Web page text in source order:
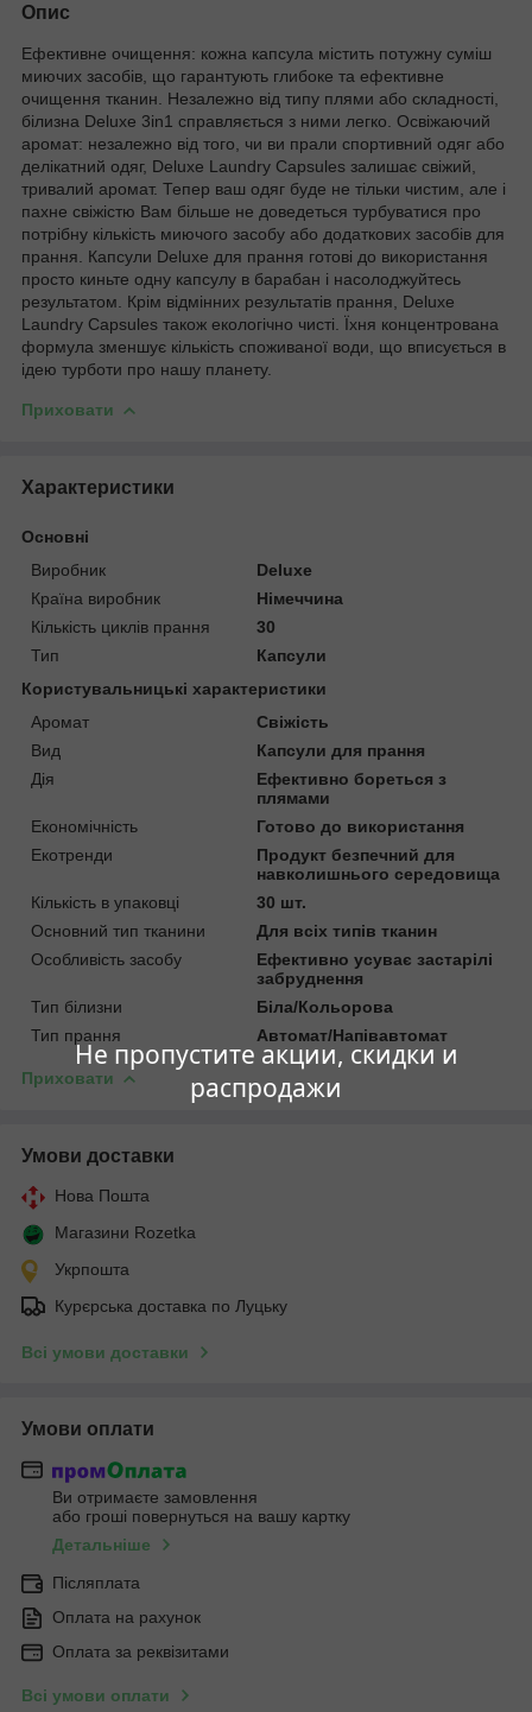
Не пропустите акции, скидки и
распродажи
Опис
Ефективне очищення: кожна капсула містить потужну суміш
миючих засобів, що гарантують глибоке та ефективне
очищення тканин. Незалежно від типу плями або складності,
білизна Deluxe 3in1 справляється з ними легко. Освіжаючий
аромат: незалежно від того, чи ви прали спортивний одяг або
делікатний одяг, Deluxe Laundry Capsules залишає свіжий,
тривалий аромат. Тепер ваш одяг буде не тільки чистим, але і
пахне свіжістю Вам більше не доведеться турбуватися про
потрібну кількість миючого засобу або додаткових засобів для
прання. Капсули Deluxe для прання готові до використання
просто киньте одну капсулу в барабан і насолоджуйтесь
результатом. Крім відмінних результатів прання, Deluxe
Laundry Capsules також екологічно чисті. Їхня концентрована
формула зменшує кількість споживаної води, що вписується в
ідею турботи про нашу планету.
Приховати
Характеристики
Основні
Виробник
Deluxe
Країна виробник
Німеччина
Кількість циклів прання
30
Тип
Капсули
Користувальницькі характеристики
Аромат
Свіжість
Вид
Капсули для прання
Дія
Ефективно бореться з
плямами
Економічність
Готово до використання
Екотренди
Продукт безпечний для
навколишнього середовища
Кількість в упаковці
30 шт.
Основний тип тканини
Для всіх типів тканин
Особливість засобу
Ефективно усуває застарілі
забруднення
Тип білизни
Біла/Кольорова
Тип прання
Автомат/Напівавтомат
Приховати
Умови доставки
Нова Пошта
Магазини Rozetka
Укрпошта
Курєрська доставка по Луцьку
Всі умови доставки
Умови оплати
Ви отримаєте замовлення
або гроші повернуться на вашу картку
Детальніше
Післяплата
Оплата на рахунок
Оплата за реквізитами
Всі умови оплати